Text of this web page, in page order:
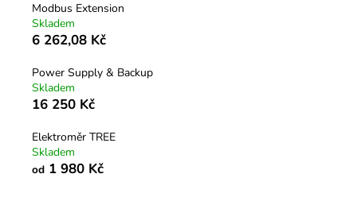
Modbus Extension
Skladem
6 262,08 Kč
Power Supply & Backup
Skladem
16 250 Kč
Elektroměr TREE
Skladem
od 1 980 Kč